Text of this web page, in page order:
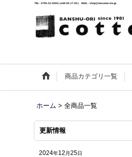
TEL : 0795-22-5555 ( am9:00-17:00 ) MAIL : shop@maruman-inc.jp
商品カテゴリ一覧
ホーム > 全商品一覧
更新情報
2024年12 月25日